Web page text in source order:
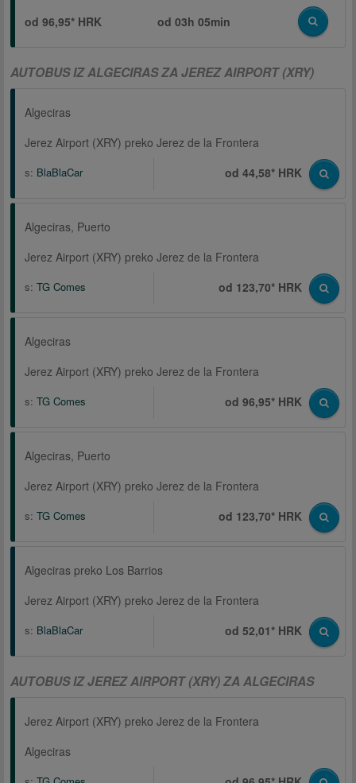
od 96,95* HRK
od03h 05min
AUTOBUS IZ ALGECIRAS ZA JEREZ AIRPORT (XRY)
Algeciras
Jerez Airport (XRY) preko Jerez de la Frontera
s: BlaBlaCar od 44,58* HRK
Algeciras, Puerto
Jerez Airport (XRY) preko Jerez de la Frontera
s: TG Comes od 123,70* HRK
Algeciras
Jerez Airport (XRY) preko Jerez de la Frontera
s: TG Comes od 96,95* HRK
Algeciras, Puerto
Jerez Airport (XRY) preko Jerez de la Frontera
s: TG Comes od 123,70* HRK
Algeciras preko Los Barrios
Jerez Airport (XRY) preko Jerez de la Frontera
s: BlaBlaCar od 52,01* HRK
AUTOBUS IZ JEREZ AIRPORT (XRY) ZA ALGECIRAS
Jerez Airport (XRY) preko Jerez de la Frontera
Algeciras